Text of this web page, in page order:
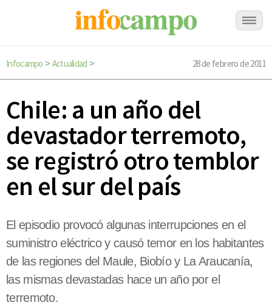
Infocampo > Actualidad > 28 de febrero de 2011
Chile: a un año del
devastador terremoto,
se registró otro temblor
en el sur del país
El episodio provocó algunas interrupciones en el
suministro eléctrico y causó temor en los habitantes
de las regiones del Maule, Biobío y La Araucanía,
las mismas devastadas hace un año por el
terremoto.